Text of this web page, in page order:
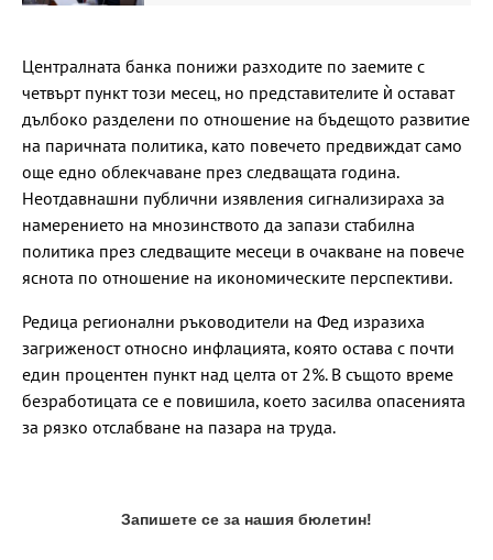
Централната банка понижи разходите по заемите с
четвърт пункт този месец, но представителите ѝ остават
дълбоко разделени по отношение на бъдещото развитие
на паричната политика, като повечето предвиждат само
още едно облекчаване през следващата година.
Неотдавнашни публични изявления сигнализираха за
намерението на мнозинството да запази стабилна
политика през следващите месеци в очакване на повече
яснота по отношение на икономическите перспективи.
Редица регионални ръководители на Фед изразиха
загриженост относно инфлацията, която остава с почти
един процентен пункт над целта от 2%. В същото време
безработицата се е повишила, което засилва опасенията
за рязко отслабване на пазара на труда.